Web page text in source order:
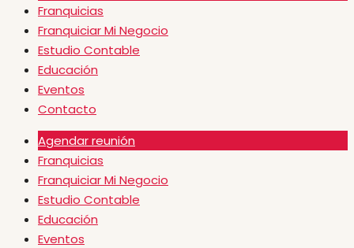
Franquicias
Franquiciar Mi Negocio
Estudio Contable
Educación
Eventos
Contacto
Agendar reunión
Franquicias
Franquiciar Mi Negocio
Estudio Contable
Educación
Eventos